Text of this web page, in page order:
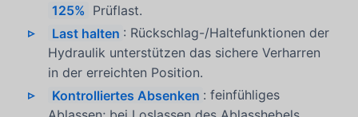
125% Prüflast.
Last halten : Rückschlag-/Haltefunktionen der
Hydraulik unterstützen das sichere Verharren
in der erreichten Position.
Kontrolliertes Absenken : feinfühliges